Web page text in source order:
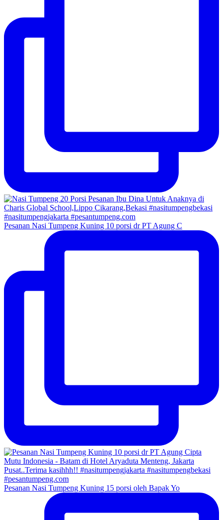
Pesanan Nasi Tumpeng Kuning 10 porsi dr PT Agung C
Pesanan Nasi Tumpeng Kuning 15 porsi oleh Bapak Yo